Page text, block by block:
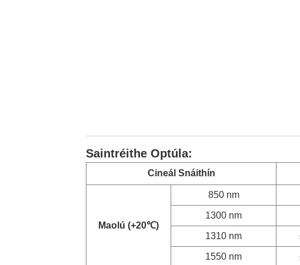
Saintréithe Optúla:
Cineál Snáithín
Maolú (+20℃)
850 nm
1300 nm
1310 nm
1550 nm